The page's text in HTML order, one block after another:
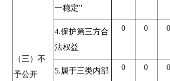
（三）不
予公开
一稳定”
4.保护第三方合
法权益
0 0 0
5.属于三类内部
0 0 0